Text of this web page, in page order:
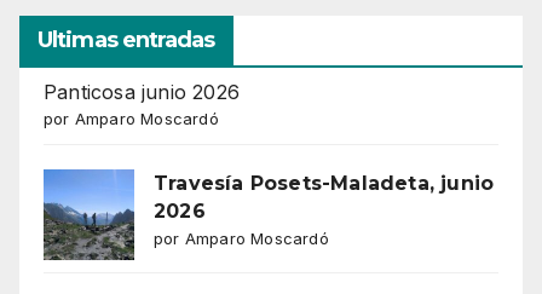
Ultimas entradas
Panticosa junio 2026
por Amparo Moscardó
Travesía Posets-Maladeta, junio
2026
por Amparo Moscardó